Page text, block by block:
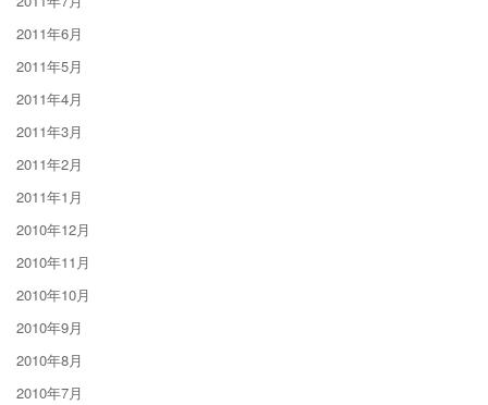
2011年6月
2011年5月
2011年4月
2011年3月
2011年2月
2011年1月
2010年12月
2010年11月
2010年10月
2010年9月
2010年8月
2010年7月